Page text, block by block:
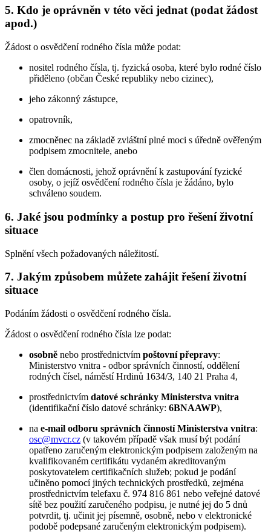
5. Kdo je oprávněn v této věci jednat (podat žádost
apod.)
Žádost o osvědčení rodného čísla může podat:
nositel rodného čísla, tj. fyzická osoba, které bylo rodné číslo
přiděleno (občan České republiky nebo cizinec),
jeho zákonný zástupce,
opatrovník,
zmocněnec na základě zvláštní plné moci s úředně ověřeným
podpisem zmocnitele, anebo
člen domácnosti, jehož oprávnění k zastupování fyzické
osoby, o jejíž osvědčení rodného čísla je žádáno, bylo
schváleno soudem.
6. Jaké jsou podmínky a postup pro řešení životní
situace
Splnění všech požadovaných náležitostí.
7. Jakým způsobem můžete zahájit řešení životní
situace
Podáním žádosti o osvědčení rodného čísla.
Žádost o osvědčení rodného čísla lze podat:
osobně nebo prostřednictvím poštovní přepravy:
Ministerstvo vnitra - odbor správních činností, oddělení
rodných čísel, náměstí Hrdinů 1634/3, 140 21 Praha 4,
prostřednictvím datové schránky Ministerstva vnitra
(identifikační číslo datové schránky: 6BNAAWP),
na e-mail odboru správních činností Ministerstva vnitra:
osc@mvcr.cz (v takovém případě však musí být podání
opatřeno zaručeným elektronickým podpisem založeným na
kvalifikovaném certifikátu vydaném akreditovaným
poskytovatelem certifikačních služeb; pokud je podání
učiněno pomocí jiných technických prostředků, zejména
prostřednictvím telefaxu č. 974 816 861 nebo veřejné datové
sítě bez použití zaručeného podpisu, je nutné jej do 5 dnů
potvrdit, tj. učinit jej písemně, osobně, nebo v elektronické
podobě podepsané zaručeným elektronickým podpisem).